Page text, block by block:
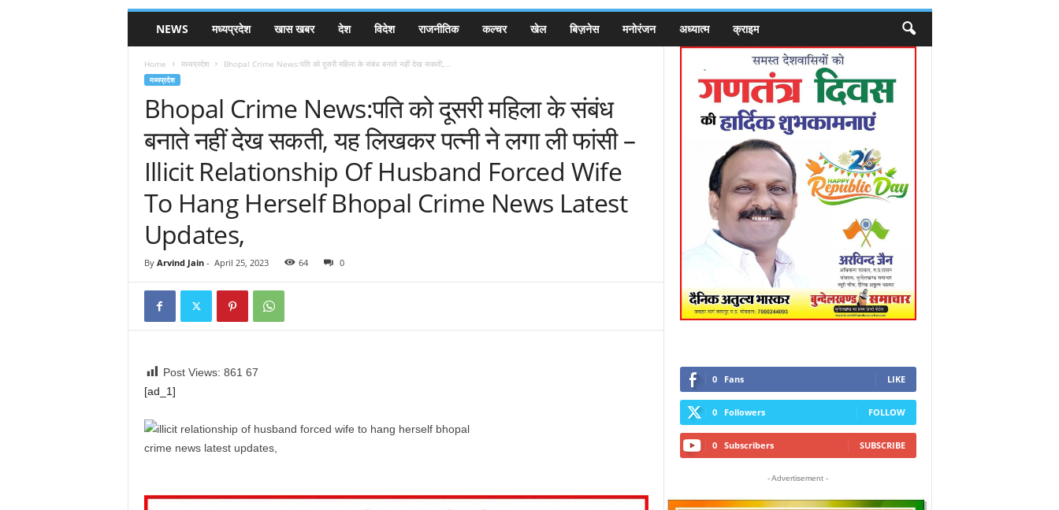
NEWS मध्यप्रदेश खास खबर देश विदेश राजनीतिक कल्चर खेल बिज़नेस मनोरंजन अध्यात्म क्राइम
Home मध्यप्रदेश Bhopal Crime News:पति को दूसरी महिला के संबंध बनाते नहीं देख सकती,...
मध्यप्रदेश
Bhopal Crime News:पति को दूसरी महिला के संबंध
बनाते नहीं देख सकती, यह लिखकर पत्नी ने लगा ली फांसी –
Illicit Relationship Of Husband Forced Wife
To Hang Herself Bhopal Crime News Latest
Updates,
By Arvind Jain- April 25, 2023 64 0
Post Views: 861 67
[ad_1]
0 Fans LIKE
0 Followers FOLLOW
0 Subscribers SUBSCRIBE
- Advertisement -